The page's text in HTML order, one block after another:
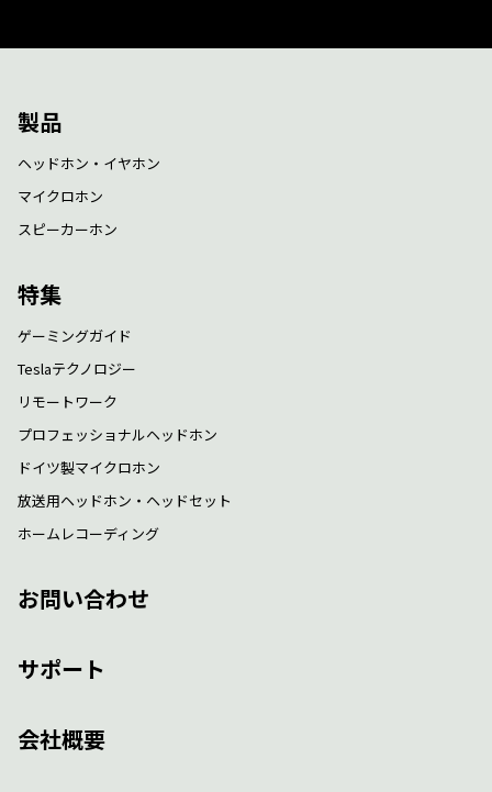
製品
ヘッドホン・イヤホン
マイクロホン
スピーカーホン
特集
ゲーミングガイド
Teslaテクノロジー
リモートワーク
プロフェッショナルヘッドホン
ドイツ製マイクロホン
放送用ヘッドホン・ヘッドセット
ホームレコーディング
お問い合わせ
サポート
会社概要